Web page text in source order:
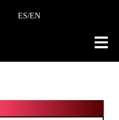
ES/EN